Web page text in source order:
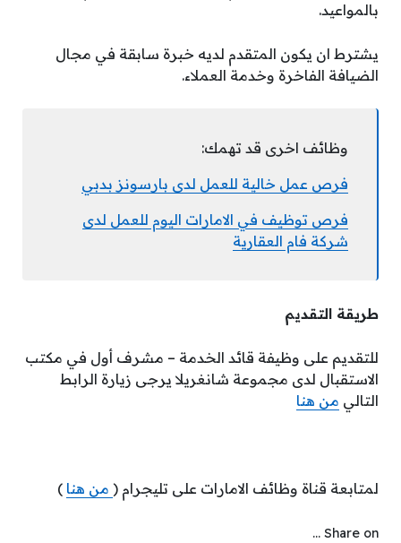
بالمواعيد.
يشترط ان يكون المتقدم لديه خبرة سابقة في مجال
الضيافة الفاخرة وخدمة العملاء.
وظائف اخرى قد تهمك:
فرص عمل خالية للعمل لدى بارسونز بدبي
فرص توظيف في الامارات اليوم للعمل لدى
شركة فام العقارية
طريقة التقديم
للتقديم على وظيفة قائد الخدمة – مشرف أول في مكتب
الاستقبال لدى مجموعة شانغريلا يرجى زيارة الرابط
التالي من هنا
لمتابعة قناة وظائف الامارات على تليجرام ( من هنا )
Share on ...